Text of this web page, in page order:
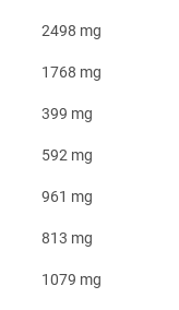
2498 mg
1768 mg
399 mg
592 mg
961 mg
813 mg
1079 mg